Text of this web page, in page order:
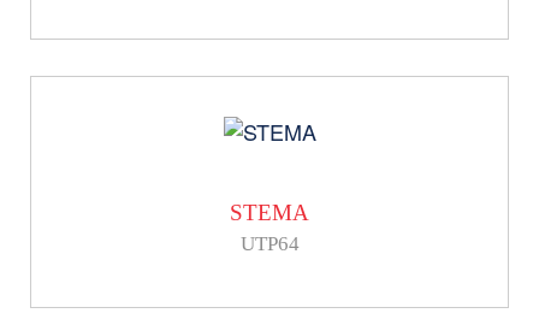
STEMA
UTP64